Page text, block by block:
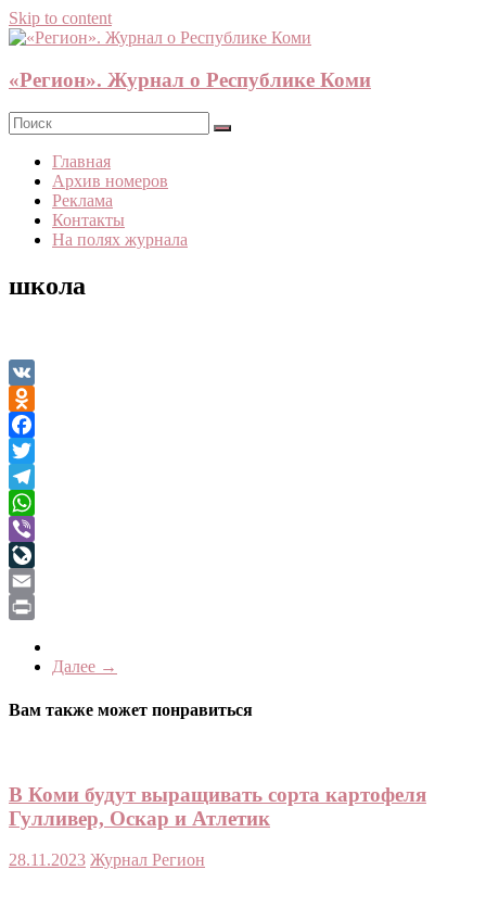
Skip to content
«Регион». Журнал о Республике Коми
Главная
Архив номеров
Реклама
Контакты
На полях журнала
школа
VK
Odnoklassniki
Facebook
Twitter
Telegram
WhatsApp
Viber
LiveJournal
Email
Далее →
Вам также может понравиться
В Коми будут выращивать сорта картофеля
Гулливер, Оскар и Атлетик
28.11.2023 Журнал Регион